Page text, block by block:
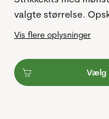
valgte størrelse.
Vis flere oplysninger
Vælg